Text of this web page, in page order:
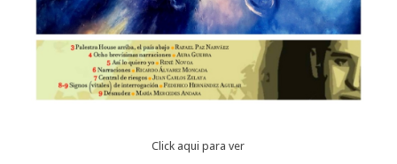
Click aqui para ver